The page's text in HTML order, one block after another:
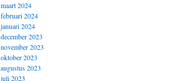
maart 2024
februari 2024
januari 2024
december 2023
november 2023
oktober 2023
augustus 2023
juli 2023